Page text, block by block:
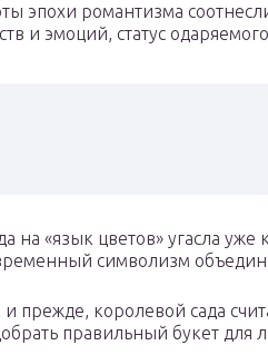
эпохи романтизма
и эмоций, статус
на «язык цветов» угасла уже
символизм
и прежде, королевой сада
правильный букет для